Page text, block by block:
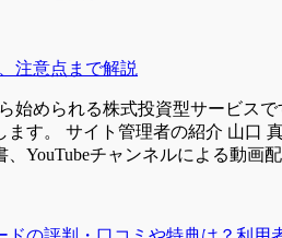
注意点まで解説
始められる株式投資型サービス
す。 サイト管理者の紹介 山口
YouTubeチャンネルによる動画